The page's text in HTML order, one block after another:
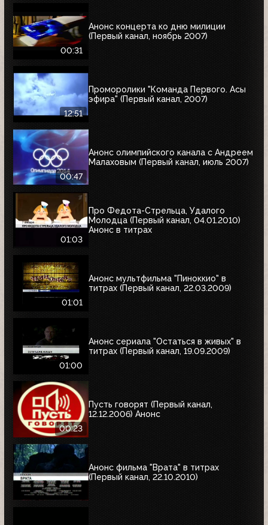
00:31
Анонс концерта ко дню милиции
(Первый канал, ноябрь 2007)
12:51
Проморолики "Команда Первого. Асы
эфира" (Первый канал, 2007)
00:47
Анонс олимпийского канала с Андреем
Малаховым (Первый канал, июль 2007)
01:03
Про Федота-Стрельца, Удалого
Молодца (Первый канал, 04.01.2010)
Анонс в титрах
01:01
Анонс мультфильма "Пиноккио" в
титрах (Первый канал, 22.03.2009)
01:00
Анонс сериала "Остаться в живых" в
титрах (Первый канал, 19.09.2009)
00:23
Пусть говорят (Первый канал,
12.12.2006) Анонс
Анонс фильма "Врата" в титрах
(Первый канал, 22.10.2010)